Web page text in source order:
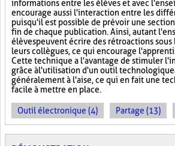
informations entre les élèves et avec
encourage aussi l'interaction entre les
puisqu'il est possible de prévoir une
fin de chaque publication. Ainsi, autant
élèves peuvent écrire des rétroactions
leurs collègues, ce qui encourage
Cette technique a l'avantage de stimuler
grâce à l'utilisation d'un outil technologique
généralement à l'aise, ce qui en fait une
facile à mettre en place.
Outil électronique (4) Partage (13)